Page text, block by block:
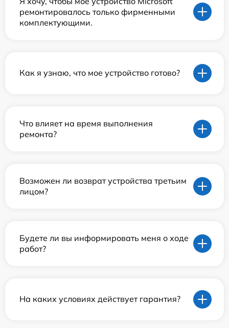
ремонтировалось только фирменными
комплектующими.
Как я узнаю, что мое устройство готово?
Что влияет на время выполнения
ремонта?
Возможен ли возврат устройства третьим
лицом?
Будете ли вы информировать меня о ходе
работ?
На каких условиях действует гарантия?